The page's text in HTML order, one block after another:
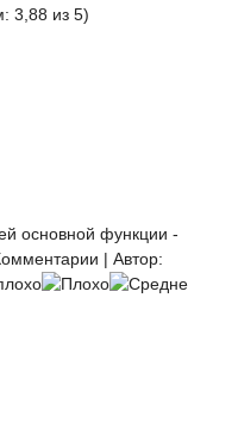
3,88 из 5)
основной функции -
| Автор: